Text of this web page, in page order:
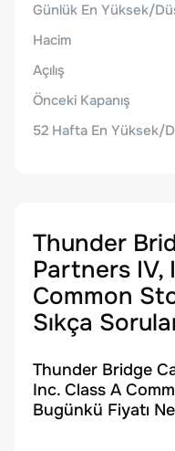
Günlük En Yüksek/
Hacim
Açılış
Önceki Kapanış
52 Hafta En Yüksek/
Thunder
Partners IV,
Common
Sıkça
Thunder Bridge
Inc. Class A
Bugünkü Fiyatı